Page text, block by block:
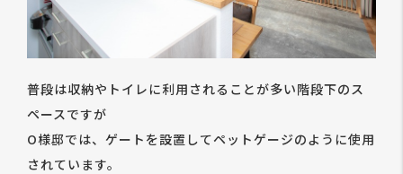
普段は収納やトイレに利用されることが多い階段下のス
ペースですが
O様邸では、ゲートを設置してペットゲージのように使用
されています。